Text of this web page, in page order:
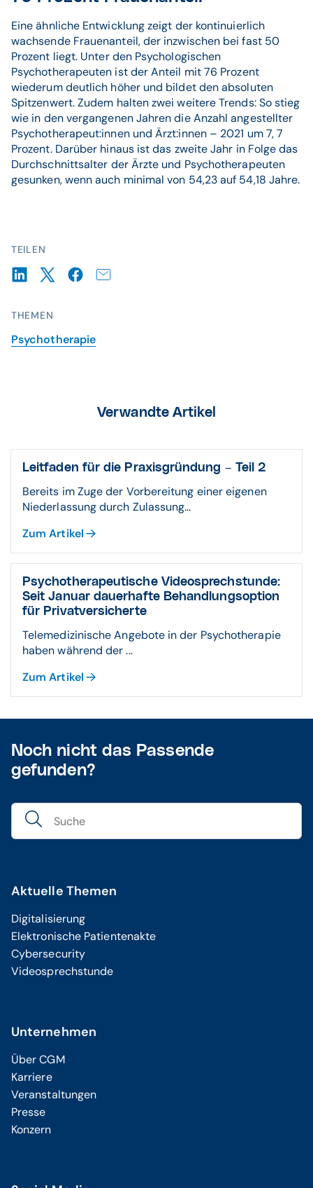
TEILEN
THEMEN
Psychotherapie
Eine ähnliche Entwicklung zeigt der kontinuierlich
wachsende Frauenanteil, der inzwischen bei fast 50
Prozent liegt. Unter den Psychologischen
Psychotherapeuten ist der Anteil mit 76 Prozent
wiederum deutlich höher und bildet den absoluten
Spitzenwert. Zudem halten zwei weitere Trends: So stieg
wie in den vergangenen Jahren die Anzahl angestellter
Psychotherapeut:innen und Ärzt:innen – 2021 um 7, 7
Prozent. Darüber hinaus ist das zweite Jahr in Folge das
Durchschnittsalter der Ärzte und Psychotherapeuten
gesunken, wenn auch minimal von 54,23 auf 54,18 Jahre.
Verwandte Artikel
Leitfaden für die Praxisgründung – Teil 2
Bereits im Zuge der Vorbereitung einer eigenen
Niederlassung durch Zulassung...
Zum Artikel
Psychotherapeutische Videosprechstunde:
Seit Januar dauerhafte Behandlungsoption
für Privatversicherte
Telemedizinische Angebote in der Psychotherapie
haben während der ...
Zum Artikel
Noch nicht das Passende
gefunden?
Aktuelle Themen
Digitalisierung
Elektronische Patientenakte
Cybersecurity
Videosprechstunde
Unternehmen
Über CGM
Karriere
Veranstaltungen
Presse
Konzern